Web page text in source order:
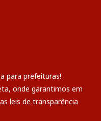
para prefeituras!
onde garantimos em
leis de transparência